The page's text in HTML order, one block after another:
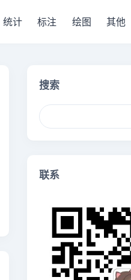
统计 标注 绘图 其他
搜索
联系